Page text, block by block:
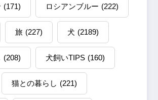
(171) ロシアンブルー (222)
旅 (227) 犬 (2189)
(208) 犬飼いTIPS (160)
猫との暮らし (221)